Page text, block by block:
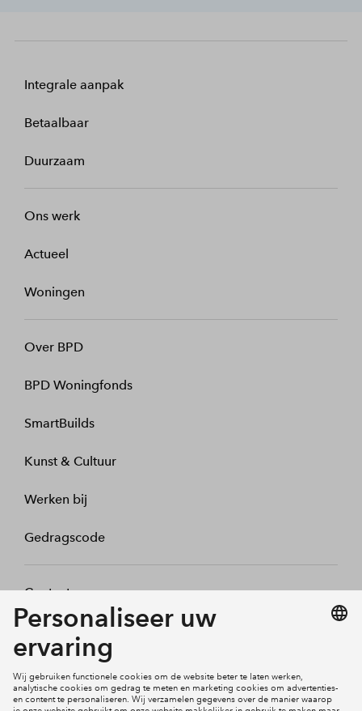
Integrale aanpak
Betaalbaar
Duurzaam
Ons werk
Actueel
Woningen
Over BPD
BPD Woningfonds
SmartBuilds
Kunst & Cultuur
Werken bij
Gedragscode
Contact
Mijn profiel